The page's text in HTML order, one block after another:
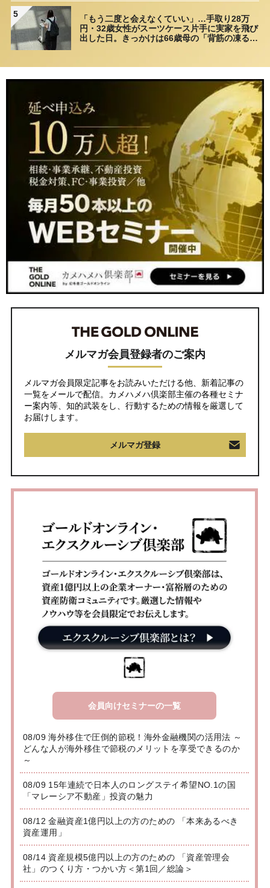
5
「もう二度と会えなくていい」…手取り28万
円・32歳女性がスーツケース片手に実家を飛び
出した日。きっかけは66歳母の「背筋の凍る一
メルマガ会員登録者のご案内
メルマガ会員限定記事をお読みいただける他、新着記事の
一覧をメールで配信。カメハメハ倶楽部主催の各種セミナ
ー案内等、知的武装をし、行動するための情報を厳選して
お届けします。
メルマガ登録
会員向けセミナーの一覧
08/09 海外移住で圧倒的節税！海外金融機関の活用法 ～
どんな人が海外移住で節税のメリットを享受できるのか
～
08/09 15年連続で日本人のロングステイ希望NO.1の国
「マレーシア不動産」投資の魅力
08/12 金融資産1億円以上の方のための 「本来あるべき
資産運用」
08/14 資産規模5億円以上の方のための 「資産管理会
社」のつくり方・つかい方＜第1回／総論＞